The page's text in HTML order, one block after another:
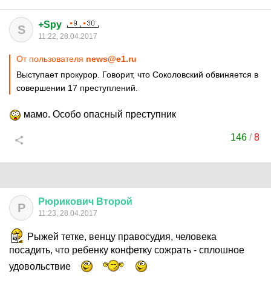
S +Spy
11:22, 28.04.2017
От пользователя news@e1.ru
Выступает прокурор. Говорит, что Соколовский обвиняется в
совершении 17 преступлений.
мамо. Особо опасный преступник
146/8
Р Рюрикович Второй
11:23, 28.04.2017
Рыжей тетке, венцу правосудия, человека
посадить, что ребенку конфетку сожрать - сплошное
удовольствие